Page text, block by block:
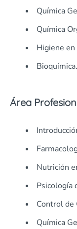
Química
Química
Higiene
Bioquímica.
Área
Nutrición
Psicología
Control de
Química